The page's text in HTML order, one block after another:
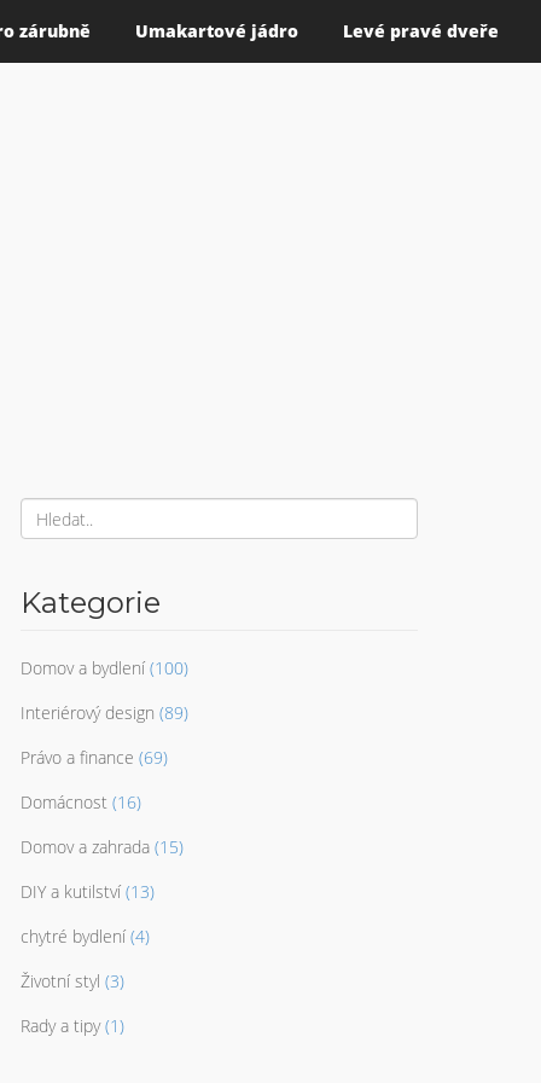
zárubně Umakartové jádro Levé pravé dveře
Kategorie
Domov a bydlení (100)
Interiérový design (89)
Právo a finance (69)
Domácnost (16)
Domov a zahrada (15)
DIY a kutilství (13)
chytré bydlení (4)
Životní styl (3)
Rady a tipy (1)